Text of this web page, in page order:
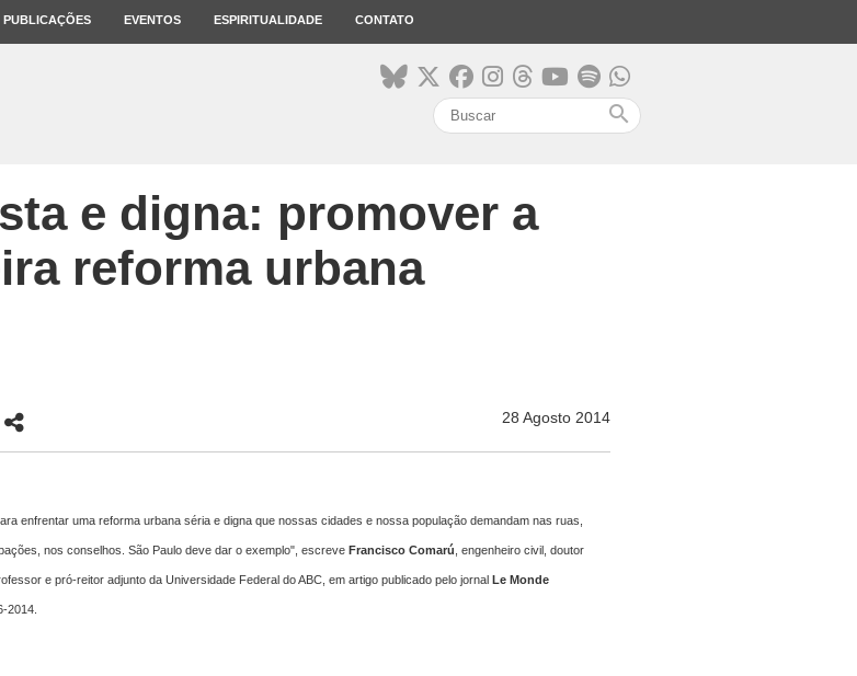
PUBLICAÇÕES EVENTOS ESPIRITUALIDADE CONTATO
search
e digna: promover a
reforma urbana
28 Agosto 2014
enfrentar uma reforma urbana séria e digna que nossas cidades e nossa população demandam nas ruas,
nos conselhos. São Paulo deve dar o exemplo", escreve Francisco Comarú , engenheiro civil, doutor
e pró-reitor adjunto da Universidade Federal do ABC, em artigo publicado pelo jornal Le Monde
2014.